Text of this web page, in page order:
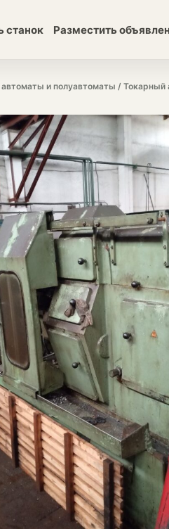
станок Разместить
и полуавтоматы / Токарный